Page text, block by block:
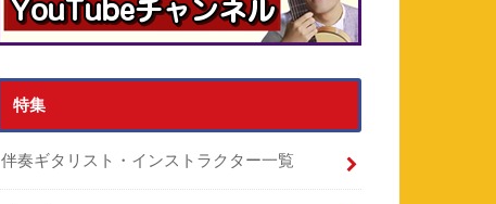
特集
伴奏ギタリスト・インストラクター一覧